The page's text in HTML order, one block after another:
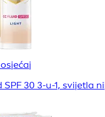
30 3-u-1, svijetla